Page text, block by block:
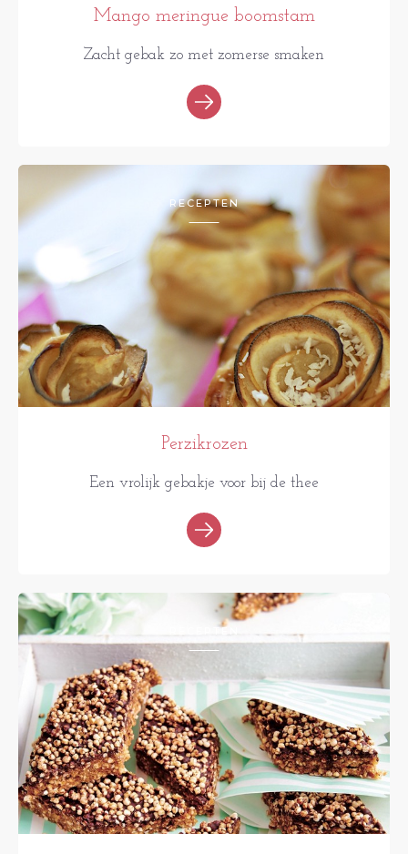
Mango meringue boomstam
Zacht gebak zo met zomerse smaken
RECEPTEN
Perzikrozen
Een vrolijk gebakje voor bij de thee
RECEPTEN